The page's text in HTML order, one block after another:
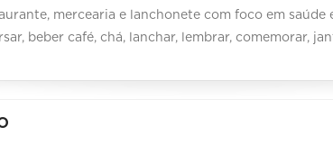
mercearia e lanchonete com foco em saúde
beber café, chá, lanchar, lembrar, comemorar,